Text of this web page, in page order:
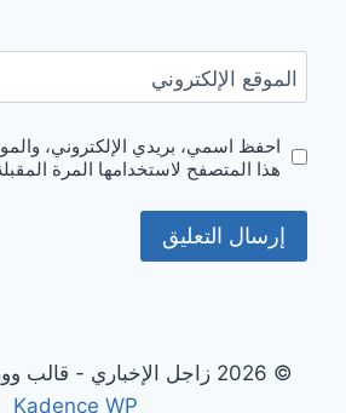
الموقع الإلكتروني
احفظ اسمي، بريدي الإلكتروني،
هذا المتصفح لاستخدامها المرة
© 2026 زاجل الإخباري - قالب ووردبريس بواسطة
Kadence WP